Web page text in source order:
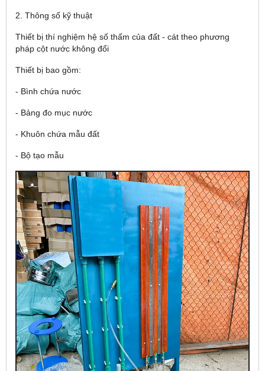
2. Thông số kỹ thuật
Thiết bị thí nghiệm hệ số thấm của đất - cát theo phương
pháp cột nước không đổi
Thiết bị bao gồm:
- Bình chứa nước
- Bảng đo mục nước
- Khuôn chứa mẫu đất
- Bộ tạo mẫu